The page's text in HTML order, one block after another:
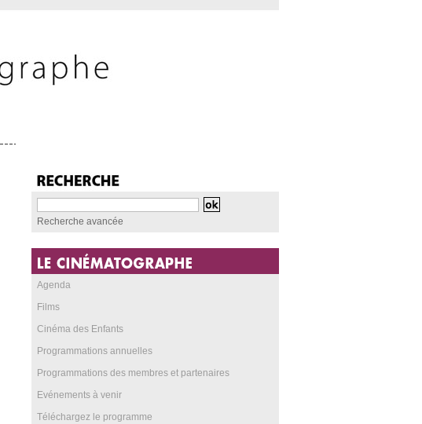
Recherche avancée
Agenda
Films
Cinéma des Enfants
Programmations annuelles
Programmations des membres et partenaires
Evénements à venir
Téléchargez le programme